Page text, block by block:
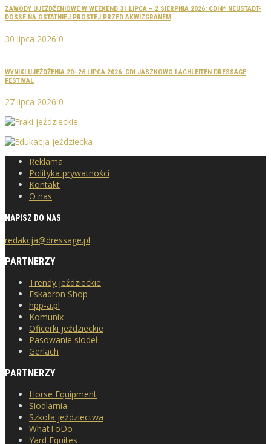
ZAWODY UJEŻDŻENIOWE W WEEKEND 31 LIPCA – 2 SIERPNIA 2026: CDI4* NEUSTADT-
DOSSE NA OSTATNIEJ PROSTEJ PRZED AKWIZGRANEM
30 lipca 2026 0
WYNIKI UJEŻDŻENIA 20–26 LIPCA 2026: CDI JASZKOWO I ACHLEITEN DRESSAGE
FESTIVAL
27 lipca 2026 0
Reklama
Polityka prywatności
Kontakt
O nas
NAPISZ DO NAS
redakcja@dressage.pl
PARTNERZY
Trendy jeździeckie
Eskadron Shop
hpp-a.pl
Komunix
Oficerki jeździeckie
Pasowanie siodeł
Gerlach
PARTNERZY
Horse Equipment
Siodlarnia
Szkoła jeździectwa
WhatToDo
Yard Equites